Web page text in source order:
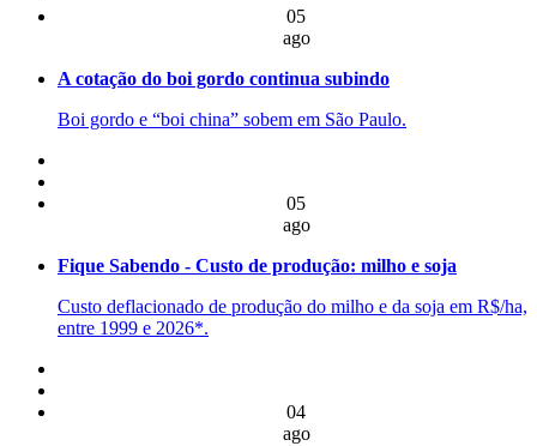
05
ago
A cotação do boi gordo continua subindo
Boi gordo e “boi china” sobem em São Paulo.
05
ago
Fique Sabendo - Custo de produção: milho e soja
Custo deflacionado de produção do milho e da soja em R$/ha,
entre 1999 e 2026*.
04
ago